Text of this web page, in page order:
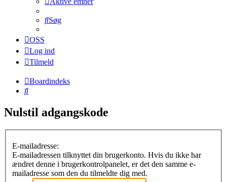
Søg
OSS
Log ind
Tilmeld
Boardindeks
Søg
Nulstil adgangskode
E-mailadresse:
E-mailadressen tilknyttet din brugerkonto. Hvis du ikke har
ændret denne i brugerkontrolpanelet, er det den samme e-
mailadresse som den du tilmeldte dig med.